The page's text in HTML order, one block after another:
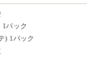
パック
) 1パック